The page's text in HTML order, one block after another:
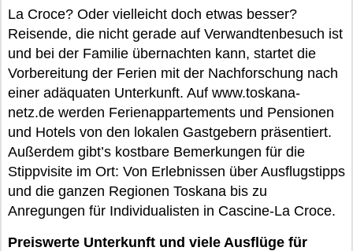
La Croce? Oder vielleicht doch etwas besser?
Reisende, die nicht gerade auf Verwandtenbesuch ist
und bei der Familie übernachten kann, startet die
Vorbereitung der Ferien mit der Nachforschung nach
einer adäquaten Unterkunft. Auf www.toskana-
netz.de werden Ferienappartements und Pensionen
und Hotels von den lokalen Gastgebern präsentiert.
Außerdem gibt’s kostbare Bemerkungen für die
Stippvisite im Ort: Von Erlebnissen über Ausflugstipps
und die ganzen Regionen Toskana bis zu
Anregungen für Individualisten in Cascine-La Croce.
Preiswerte Unterkunft und viele Ausflüge für